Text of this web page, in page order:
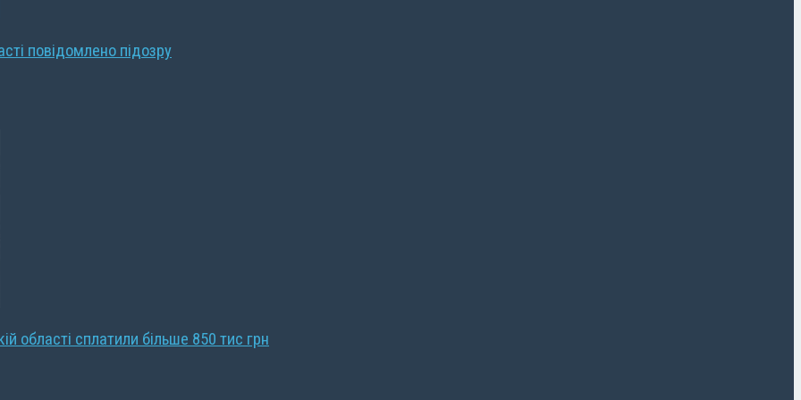
повідомлено підозру
області сплатили більше 850 тис грн